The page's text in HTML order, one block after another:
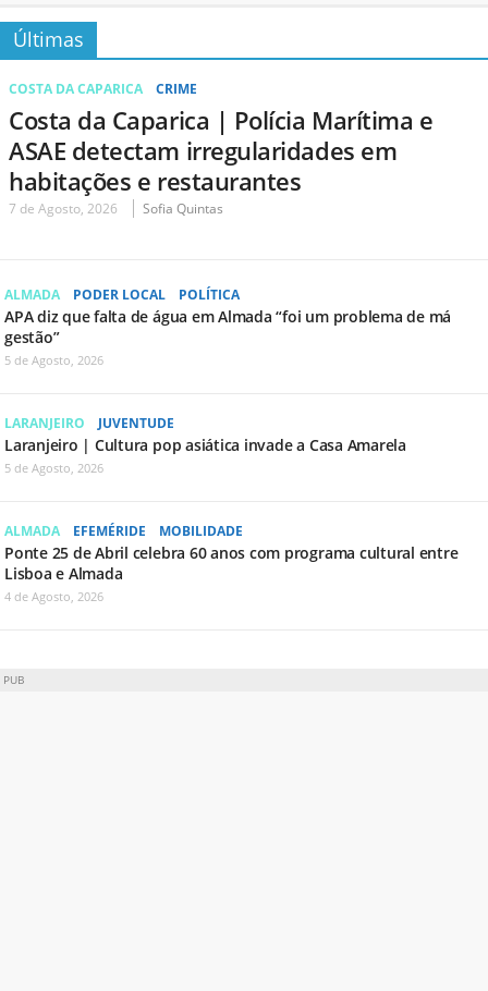
Últimas
COSTA DA CAPARICA CRIME
Costa da Caparica | Polícia Marítima e
ASAE detectam irregularidades em
habitações e restaurantes
7 de Agosto, 2026 Sofia Quintas
ALMADA PODER LOCAL POLÍTICA
APA diz que falta de água em Almada “foi um problema de má
gestão”
5 de Agosto, 2026
LARANJEIRO JUVENTUDE
Laranjeiro | Cultura pop asiática invade a Casa Amarela
5 de Agosto, 2026
ALMADA EFEMÉRIDE MOBILIDADE
Ponte 25 de Abril celebra 60 anos com programa cultural entre
Lisboa e Almada
4 de Agosto, 2026
PUB